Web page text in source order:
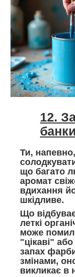
12.
Ти,
що багато
аромат
вдихання
шкідливе.
Що
леткі
може
"цікаві"
запах
змінами,
викликає в